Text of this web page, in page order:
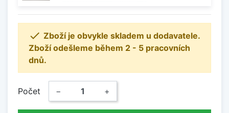
 Zboží je obvykle skladem u dodavatele.
Zboží odešleme během 2 - 5 pracovních
dnů.
Počet − +